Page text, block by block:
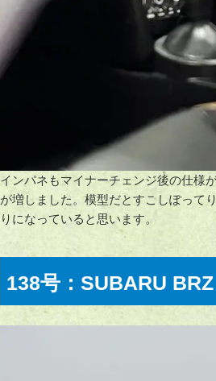
インパネもマイナーチェンジ後の仕様
が増しました。模型だとすこしぽって
りになっていると思います。
138号：SUBARU BRZ